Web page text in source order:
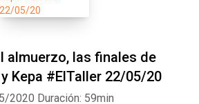
almuerzo, las finales de
Kepa #ElTaller 22/05/20
2020 Duración: 59min